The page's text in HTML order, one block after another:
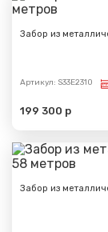
Забор из
Артикул: S33E2310
199 300 р
Забор из